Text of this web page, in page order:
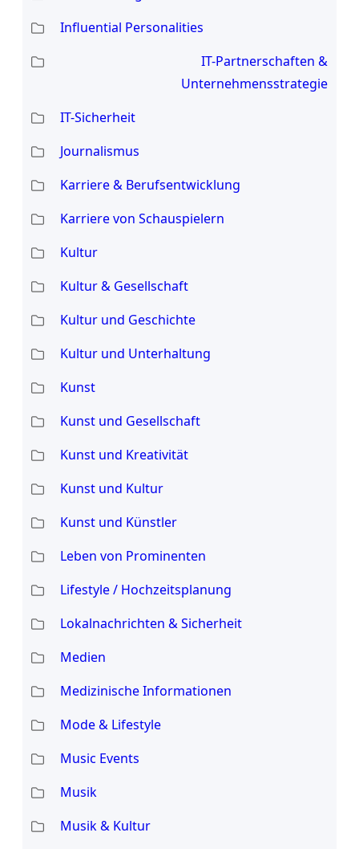
Influential Personalities
IT-Partnerschaften &
Unternehmensstrategie
IT-Sicherheit
Journalismus
Karriere & Berufsentwicklung
Karriere von Schauspielern
Kultur
Kultur & Gesellschaft
Kultur und Geschichte
Kultur und Unterhaltung
Kunst
Kunst und Gesellschaft
Kunst und Kreativität
Kunst und Kultur
Kunst und Künstler
Leben von Prominenten
Lifestyle / Hochzeitsplanung
Lokalnachrichten & Sicherheit
Medien
Medizinische Informationen
Mode & Lifestyle
Music Events
Musik
Musik & Kultur